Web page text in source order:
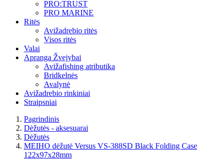
PRO:TRUST
PRO MARINE
Ritės
Avižadrebio ritės
Visos ritės
Valai
Apranga Žvejybai
Avižafishing atributika
Bridkelnės
Avalynė
Avižadrebio rinkiniai
Straipsniai
Pagrindinis
Dėžutės - aksesuarai
Dėžutės
MEIHO dėžutė Versus VS-388SD Black Folding Case
122x97x28mm